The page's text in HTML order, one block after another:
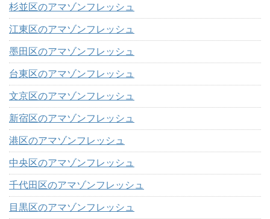
杉並区のアマゾンフレッシュ
江東区のアマゾンフレッシュ
墨田区のアマゾンフレッシュ
台東区のアマゾンフレッシュ
文京区のアマゾンフレッシュ
新宿区のアマゾンフレッシュ
港区のアマゾンフレッシュ
中央区のアマゾンフレッシュ
千代田区のアマゾンフレッシュ
目黒区のアマゾンフレッシュ